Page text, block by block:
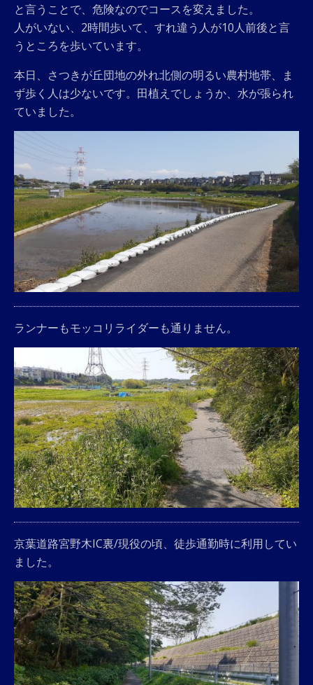
と言うことで、危険なのでコースを変えました。
人がいない、2時間歩いて、すれ違う人が10人前後と言
うところを歩いています。
本日、さつきが丘団地の外れ北側の明るい農村地帯、ま
ず歩く人は少ないです。田植えでしょうか、水が張られ
ていました。
ランナーもモッコリライダーも通りません。
京葉道路宮野木IC裏/現役の頃、徒歩通勤時に利用してい
ました。